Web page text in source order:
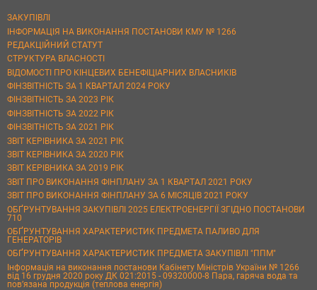
ЗАКУПІВЛІ
ІНФОРМАЦІЯ НА ВИКОНАННЯ ПОСТАНОВИ КМУ № 1266
РЕДАКЦІЙНИЙ СТАТУТ
СТРУКТУРА ВЛАСНОСТІ
ВІДОМОСТІ ПРО КІНЦЕВИХ БЕНЕФІЦІАРНИХ ВЛАСНИКІВ
ФІНЗВІТНІСТЬ ЗА 1 КВАРТАЛ 2024 РОКУ
ФІНЗВІТНІСТЬ ЗА 2023 РІК
ФІНЗВІТНІСТЬ ЗА 2022 РІК
ФІНЗВІТНІСТЬ ЗА 2021 РІК
ЗВІТ КЕРІВНИКА ЗА 2021 РІК
ЗВІТ КЕРІВНИКА ЗА 2020 РІК
ЗВІТ КЕРІВНИКА ЗА 2019 РІК
ЗВІТ ПРО ВИКОНАННЯ ФІНПЛАНУ ЗА 1 КВАРТАЛ 2021 РОКУ
ЗВІТ ПРО ВИКОНАННЯ ФІНПЛАНУ ЗА 6 МІСЯЦІВ 2021 РОКУ
ОБҐРУНТУВАННЯ ЗАКУПІВЛІ 2025 ЕЛЕКТРОЕНЕРГІЇ ЗГІДНО ПОСТАНОВИ
710
ОБҐРУНТУВАННЯ ХАРАКТЕРИСТИК ПРЕДМЕТА ПАЛИВО ДЛЯ
ГЕНЕРАТОРІВ
ОБҐРУНТУВАННЯ ХАРАКТЕРИСТИК ПРЕДМЕТА ЗАКУПІВЛІ "ППМ"
Інформація на виконання постанови Кабінету Міністрів України № 1266
від 16 грудня 2020 року ДК 021:2015 - 09320000-8 Пара, гаряча вода та
пов’язана продукція (теплова енергія)